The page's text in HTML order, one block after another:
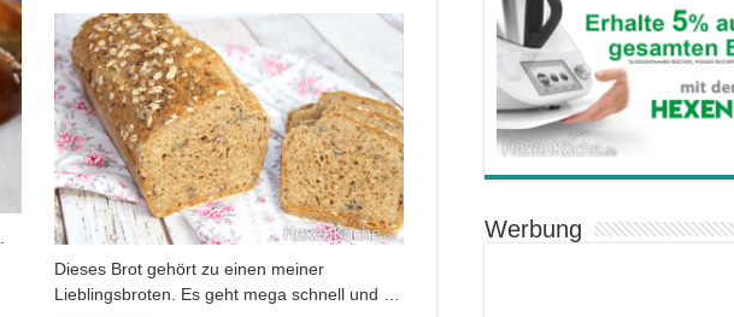
Dieses Brot gehört zu einen meiner
Lieblingsbroten. Es geht mega schnell und …
Werbung